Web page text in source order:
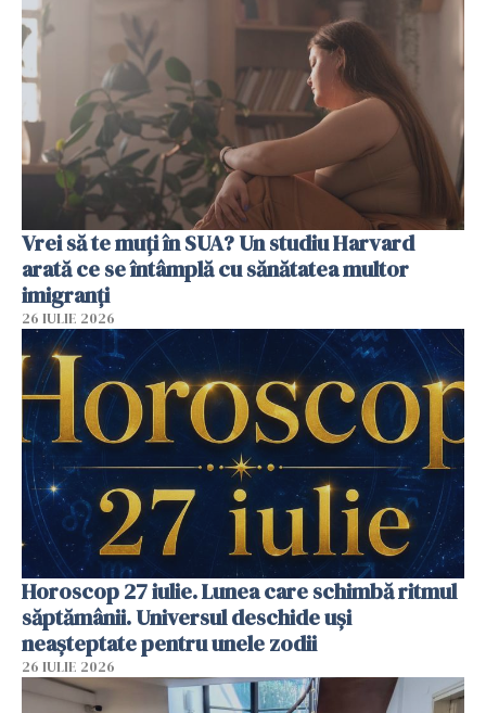
Vrei să te muți în SUA? Un studiu Harvard
arată ce se întâmplă cu sănătatea multor
imigranți
26 IULIE 2026
Horoscop 27 iulie. Lunea care schimbă ritmul
săptămânii. Universul deschide uși
neașteptate pentru unele zodii
26 IULIE 2026